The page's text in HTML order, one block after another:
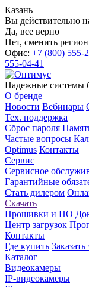
Казань
Вы действительно
Да, все верно
Нет, сменить регион
Офис: +7 (800) 555-
555-04-41
Надежные системы
О бренде
Новости Вебинары
Тех. поддержка
Сброс пароля
Частые вопросы
Optimus Контакты
Сервис
Сервисное
Гарантийные
Стать дилером
Скачать
Прошивки и ПО
Центр загрузок
Контакты
Где купить
Каталог
Видеокамеры
IP-видеокамеры